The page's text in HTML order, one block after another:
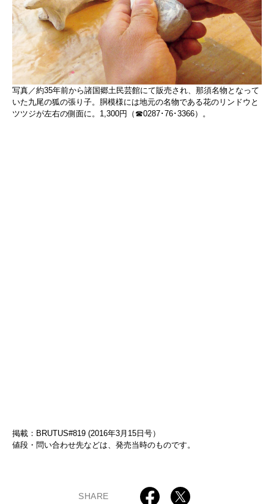
写真／約35年前から諸国郷土民芸館にて販売され、那須名物となって
いた九尾の狐の張り子。胴模様には地元の名物である花のリンドウと
ツツジが左右の側面に。1,300円（☎0287･76･3366）。
掲載：BRUTUS#819 (2016年3月15日号）
値段・問い合わせ先などは、発売当時のものです。
SHARE